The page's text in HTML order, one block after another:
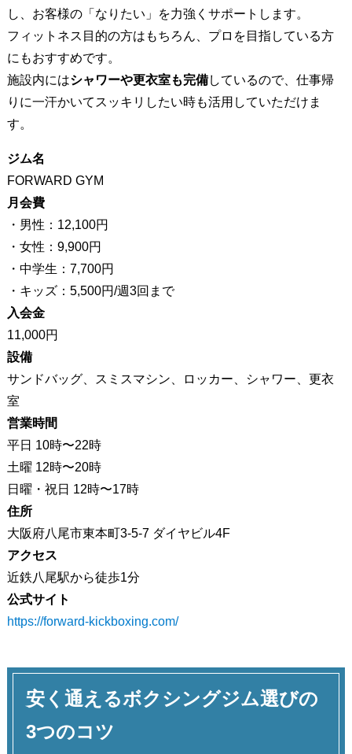
し、お客様の「なりたい」を力強くサポートします。
フィットネス目的の方はもちろん、プロを目指している方
にもおすすめです。
施設内にはシャワーや更衣室も完備しているので、仕事帰
りに一汗かいてスッキリしたい時も活用していただけま
す。
ジム名
FORWARD GYM
月会費
・男性：12,100円
・女性：9,900円
・中学生：7,700円
・キッズ：5,500円/週3回まで
入会金
11,000円
設備
サンドバッグ、スミスマシン、ロッカー、シャワー、更衣
室
営業時間
平日 10時〜22時
土曜 12時〜20時
日曜・祝日 12時〜17時
住所
大阪府八尾市東本町3-5-7 ダイヤビル4F
アクセス
近鉄八尾駅から徒歩1分
公式サイト
https://forward-kickboxing.com/
安く通えるボクシングジム選びの
3つのコツ